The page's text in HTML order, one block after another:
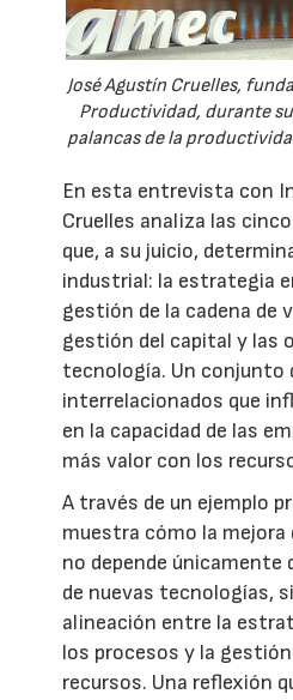
José Agustín Cruelles,
Productividad, durante
palancas de la
En esta entrevista con
Cruelles analiza las
que, a su juicio,
industrial: la estrategia
gestión de la cadena de
gestión del capital y las
tecnología. Un conjunto
interrelacionados que
en la capacidad de las
más valor con los
A través de un ejemplo
muestra cómo la mejora
no depende únicamente
de nuevas tecnologías,
alineación entre la
los procesos y la
recursos. Una reflexión